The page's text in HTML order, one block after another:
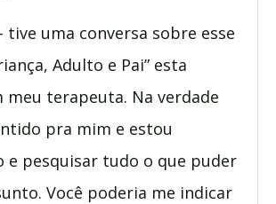
tive uma conversa sobre esse
Adulto e Pai” esta
meu terapeuta. Na verdade
pra mim e estou
e pesquisar tudo o que puder
Você poderia me indicar